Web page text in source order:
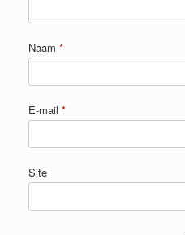
Naam *
E-mail *
Site